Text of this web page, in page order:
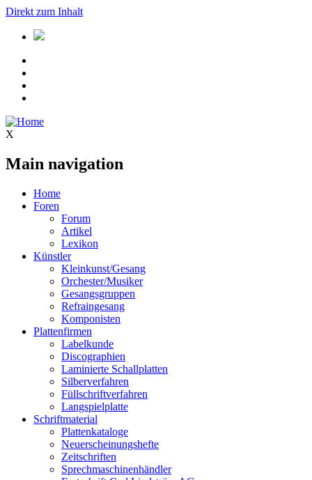
Direkt zum Inhalt
X
Main navigation
Home
Foren
Forum
Artikel
Lexikon
Künstler
Kleinkunst/Gesang
Orchester/Musiker
Gesangsgruppen
Refraingesang
Komponisten
Plattenfirmen
Labelkunde
Discographien
Laminierte Schallplatten
Silberverfahren
Füllschriftverfahren
Langspielplatte
Schriftmaterial
Plattenkataloge
Neuerscheinungshefte
Zeitschriften
Sprechmaschinenhändler